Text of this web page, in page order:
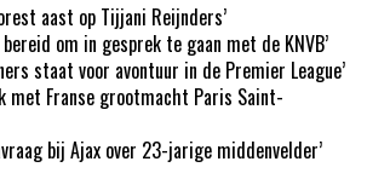
aast op Tijjani Reijnders’
bereid om in gesprek te gaan met de KNVB’
staat voor avontuur in de Premier League’
met Franse grootmacht Paris Saint-
bij Ajax over 23-jarige middenvelder’